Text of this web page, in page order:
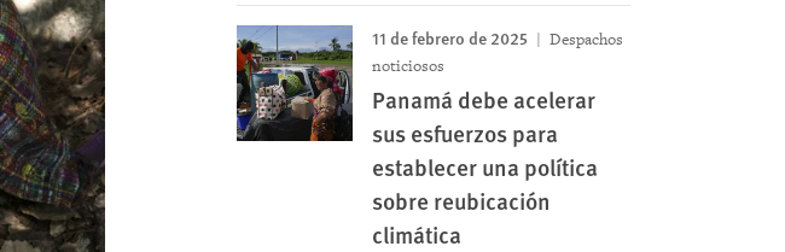
11 de febrero de 2025
Despachos
noticiosos
Panamá debe acelerar
sus esfuerzos para
establecer una política
sobre reubicación
climática